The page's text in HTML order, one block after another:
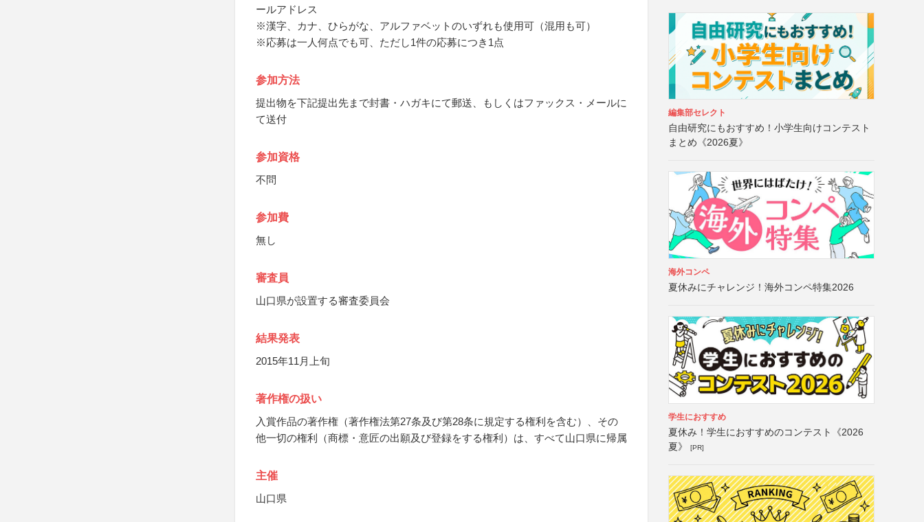
ールアドレス
※漢字、カナ、ひらがな、アルファベットのいずれも使用可（混用も可）
※応募は一人何点でも可、ただし1件の応募につき1点
参加方法
提出物を下記提出先まで封書・ハガキにて郵送、もしくはファックス・メールに
て送付
参加資格
不問
参加費
無し
審査員
山口県が設置する審査委員会
結果発表
2015年11月上旬
著作権の扱い
入賞作品の著作権（著作権法第27条及び第28条に規定する権利を含む）、その
他一切の権利（商標・意匠の出願及び登録をする権利）は、すべて山口県に帰属
主催
山口県
編集部セレクト
自由研究にもおすすめ！小学生向けコンテスト
まとめ《2026夏》
海外コンペ
夏休みにチャレンジ！海外コンペ特集2026
学生におすすめ
夏休み！学生におすすめのコンテスト《2026
夏》
[PR]